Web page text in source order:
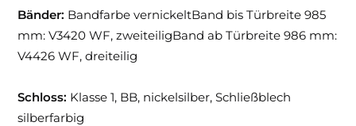
Bänder: Bandfarbe vernickeltBand bis Türbreite 985
mm: V3420 WF, zweiteiligBand ab Türbreite 986 mm:
V4426 WF, dreiteilig
Schloss: Klasse 1, BB, nickelsilber, Schließblech
silberfarbig